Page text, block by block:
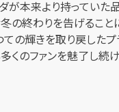
が本来より持っていた
の終わりを告げること
の輝きを取り戻した
くのファンを魅了し続け